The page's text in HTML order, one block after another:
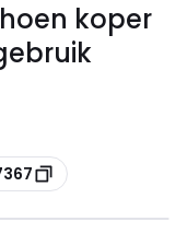
koper